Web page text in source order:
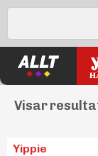
Visar
Yippie